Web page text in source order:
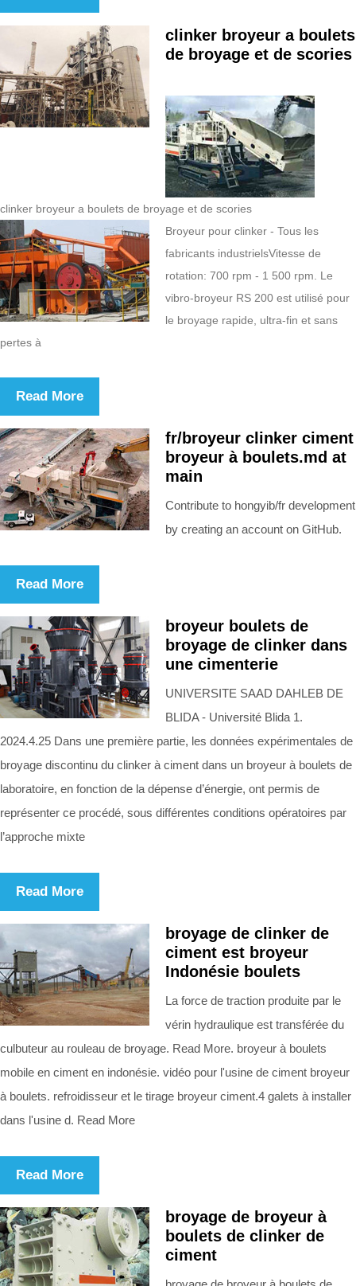
clinker broyeur a boulets
de broyage et de scories
clinker broyeur a boulets de broyage et de scories
Broyeur pour clinker - Tous les
fabricants industrielsVitesse de
rotation: 700 rpm - 1 500 rpm. Le
vibro-broyeur RS 200 est utilisé pour
le broyage rapide, ultra-fin et sans
pertes à
Read More
fr/broyeur clinker ciment
broyeur à boulets.md at
main
Contribute to hongyib/fr development
by creating an account on GitHub.
Read More
broyeur boulets de
broyage de clinker dans
une cimenterie
UNIVERSITE SAAD DAHLEB DE
BLIDA - Université Blida 1.
2024.4.25 Dans une première partie, les données expérimentales de
broyage discontinu du clinker à ciment dans un broyeur à boulets de
laboratoire, en fonction de la dépense d’énergie, ont permis de
représenter ce procédé, sous différentes conditions opératoires par
l’approche mixte
Read More
broyage de clinker de
ciment est broyeur
Indonésie boulets
La force de traction produite par le
vérin hydraulique est transférée du
culbuteur au rouleau de broyage. Read More. broyeur à boulets
mobile en ciment en indonésie. vidéo pour l'usine de ciment broyeur
à boulets. refroidisseur et le tirage broyeur ciment.4 galets à installer
dans l'usine d. Read More
Read More
broyage de broyeur à
boulets de clinker de
ciment